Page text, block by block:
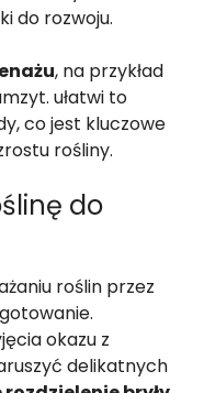
do rozwoju.
, na przykład
ułatwi to
co jest kluczowe
rośliny.
do
roślin przez
okazu z
delikatnych